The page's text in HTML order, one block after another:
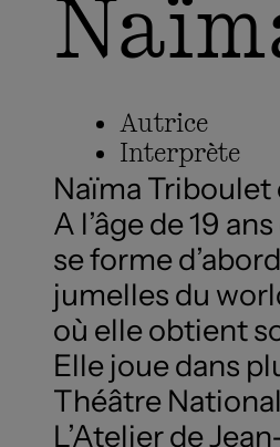
Autrice
Interprète
Naïma Triboulet
A l’âge de 19
se forme
jumelles du
où elle obtient
Elle joue dans
Théâtre
L’Atelier de